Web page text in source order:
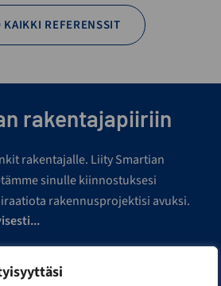
KAIKKI REFERENSSIT
rakentajapiiriin
rakentajalle. Liity Smartian
sinulle kiinnostuksesi
rakennusprojektisi avuksi.